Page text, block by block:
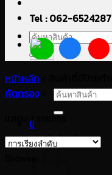
ค้นหา:
ค้นหา:
0
ตะกร้าสินค้า
Tel : 062-6524287
หน้าหลัก
คัดกรอง
แสดง 1 รายการ